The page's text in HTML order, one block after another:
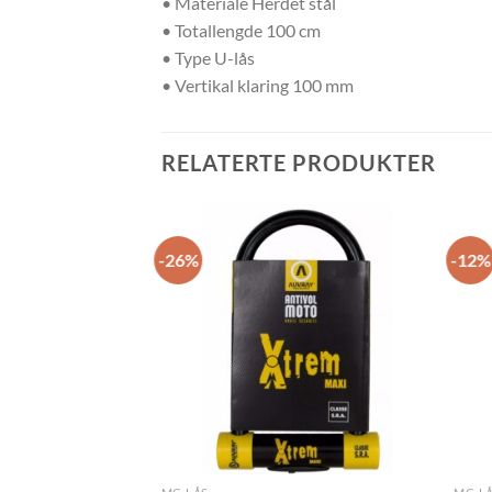
• Totallengde 100 cm
• Type U-lås
• Vertikal klaring 100 mm
RELATERTE PRODUKTER
-26% -12%